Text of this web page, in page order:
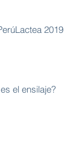
2019
el ensilaje?